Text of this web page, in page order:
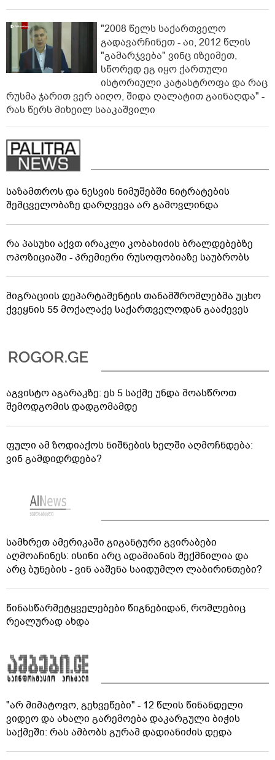
"2008 წელს საქართველო
გადავარჩინეთ - აი, 2012 წლის
"გამარჯვება" ვინც იზეიმეთ,
სწორედ ეგ იყო ქართული
ისტორიული კატასტროფა და რაც
რუსმა ჯარით ვერ აიღო, შიდა ღალატით გაინაღდა" -
რას წერს მიხეილ სააკაშვილი
საზამთროს და ნესვის ნიმუშებში ნიტრატების
შემცველობაზე დარღვევა არ გამოვლინდა
რა პასუხი აქვთ ირაკლი კობახიძის ბრალდებებზე
ოპოზიციაში - პრემიერი რუსოფობიაზე საუბრობს
მიგრაციის დეპარტამენტის თანამშრომლებმა უცხო
ქვეყნის 55 მოქალაქე საქართველოდან გააძევეს
აგვისტო აგარაკზე: ეს 5 საქმე უნდა მოასწროთ
შემოდგომის დადგომამდე
ფული ამ ზოდიაქოს ნიშნების ხელში აღმოჩნდება:
ვინ გამდიდრდება?
სამხრეთ ამერიკაში გიგანტური გვირაბები
აღმოაჩინეს: ისინი არც ადამიანის შექმნილია და
არც ბუნების - ვინ ააშენა საიდუმლო ლაბირინთები?
წინასწარმეტყველებები წიგნებიდან, რომლებიც
რეალურად ახდა
"არ მიმატოვო, გეხვეწები" - 12 წლის წინანდელი
ვიდეო და ახალი გარემოება დაკარგული ბიჭის
საქმეში: რას ამბობს გურამ დადიანიძის დედა